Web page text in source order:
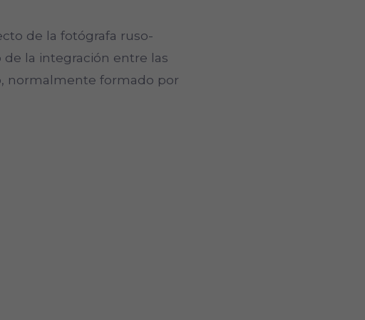
de la fotógrafa ruso-
la integración entre las
normalmente formado por